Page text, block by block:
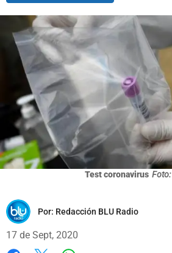
Test coronavirus
Por: Redacción BLU Radio
17 de Sept, 2020